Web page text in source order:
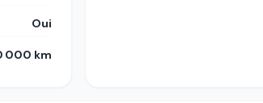
Oui
000 km